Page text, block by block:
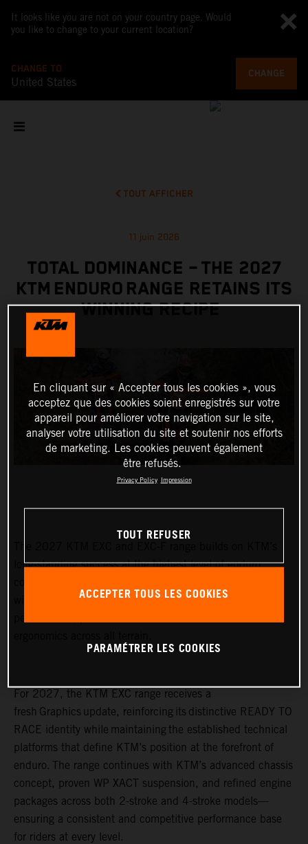
It looks like you are not on your country page. Would
you like to change to your current location?
CHANGE TO
United States
CHANGE
TOUT AFFICHER
11 juin 2026
TOTAL DOMINANCE – THE 2027
KTM ENDURO RANGE RETAINS ITS
WINNING RECIPE
long-standing success at the highest level of enduro
winning racing, the latest lineup delivers proven
For 2027, the KTM EXC range receives a
fresh Graphics update, reinforcing its distinctive READY TO
RACE identity while maintaining the established technical
platforms that define KTM’s position at the forefront of
enduro. The range continues with KTM’s advanced chassis
concept, proven WP XACT suspension, and refined engine
packages across both 2-stroke and 4-stroke models—
ensuring a consistent and competitive performance base
for riders at every level.
En cliquant sur « Accepter tous les cookies », vous
acceptez que des cookies soient enregistrés sur votre
appareil pour améliorer votre navigation sur le site,
analyser votre utilisation du site et soutenir nos efforts
de marketing. Les cookies peuvent également
être refusés.
Privacy Policy Impression
TOUT REFUSER
ACCEPTER TOUS LES COOKIES
PARAMÉTRER LES COOKIES